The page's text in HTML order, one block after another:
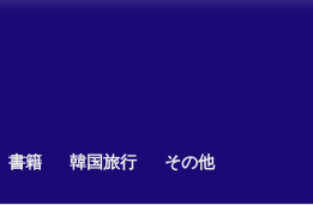
書籍 韓国旅行 その他